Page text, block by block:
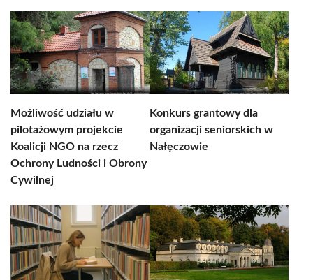
Możliwość udziału w
pilotażowym projekcie
Koalicji NGO na rzecz
Ochrony Ludności i Obrony
Cywilnej
Konkurs grantowy dla
organizacji seniorskich w
Nałęczowie